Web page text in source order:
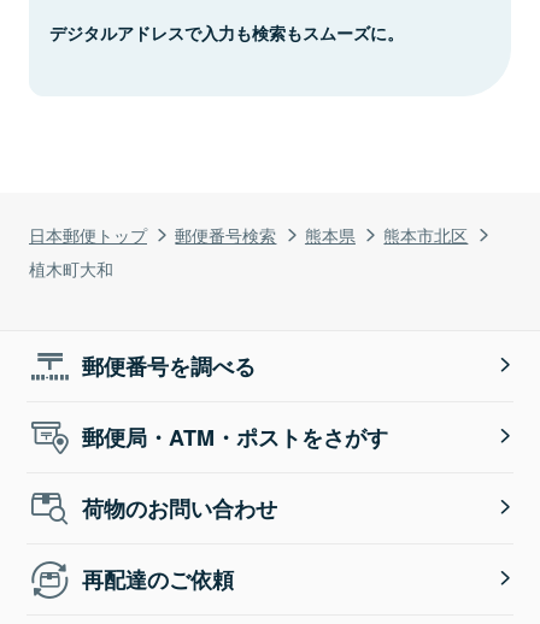
日本郵便トップ 郵便番号検索 熊本県
熊本市北区
植木町大和
デジタルアドレスで入力も検索もスムーズに。
郵便番号を調べる
郵便局・ATM・ポストをさがす
荷物のお問い合わせ
再配達のご依頼